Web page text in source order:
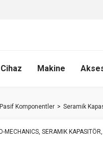
Cihaz Makine
Pasif Komponentler Seramik